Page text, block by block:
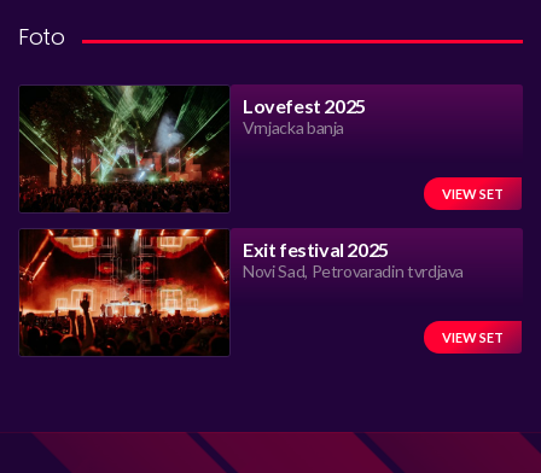
Foto
Lovefest 2025
Vrnjacka banja
VIEW SET
Exit festival 2025
Novi Sad, Petrovaradin tvrdjava
VIEW SET